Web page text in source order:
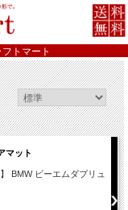
トマート
マット
BMW ビーエムダブリュ